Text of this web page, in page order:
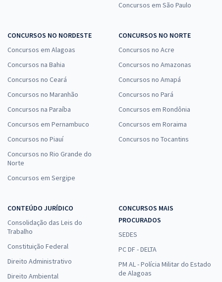
Concursos em São Paulo
CONCURSOS NO NORDESTE
Concursos em Alagoas
Concursos na Bahia
Concursos no Ceará
Concursos no Maranhão
Concursos na Paraíba
Concursos em Pernambuco
Concursos no Piauí
Concursos no Rio Grande do
Norte
Concursos em Sergipe
CONCURSOS NO NORTE
Concursos no Acre
Concursos no Amazonas
Concursos no Amapá
Concursos no Pará
Concursos em Rondônia
Concursos em Roraima
Concursos no Tocantins
CONTEÚDO JURÍDICO
Consolidação das Leis do
Trabalho
Constituição Federal
Direito Administrativo
Direito Ambiental
CONCURSOS MAIS
PROCURADOS
SEDES
PC DF - DELTA
PM AL - Polícia Militar do Estado
de Alagoas